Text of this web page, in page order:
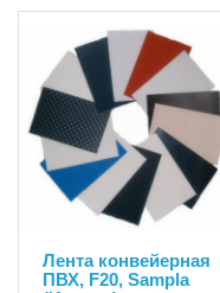
Лента конвейерная
ПВХ, F20, Sampla